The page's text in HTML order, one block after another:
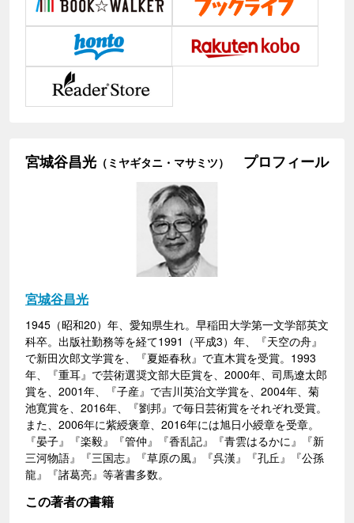
宮城谷昌光 （ミヤギタニ・マサミツ） プロフィール
宮城谷昌光
1945（昭和20）年、愛知県生れ。早稲田大学第一文学部英文
科卒。出版社勤務等を経て1991（平成3）年、『天空の舟』
で新田次郎文学賞を、『夏姫春秋』で直木賞を受賞。1993
年、『重耳』で芸術選奨文部大臣賞を、2000年、司馬遼太郎
賞を、2001年、『子産』で吉川英治文学賞を、2004年、菊
池寛賞を、2016年、『劉邦』で毎日芸術賞をそれぞれ受賞。
また、2006年に紫綬褒章、2016年には旭日小綬章を受章。
『晏子』『楽毅』『管仲』『香乱記』『青雲はるかに』『新
三河物語』『三国志』『草原の風』『呉漢』『孔丘』『公孫
龍』『諸葛亮』等著書多数。
この著者の書籍